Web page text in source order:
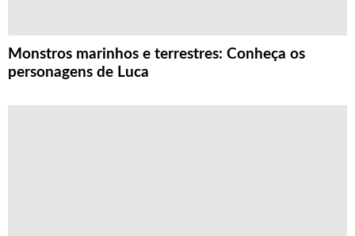
Monstros marinhos e terrestres: Conheça os
personagens de Luca